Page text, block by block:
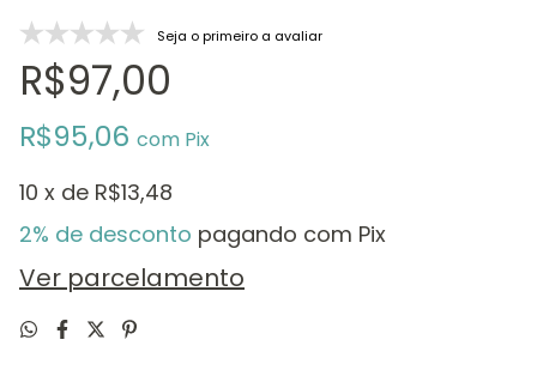
Seja o primeiro a avaliar
R$97,00
R$95,06 com Pix
10 x de R$13,48
2% de desconto pagando com Pix
Ver parcelamento